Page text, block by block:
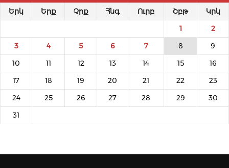
Երկ Երք Չրք Հնգ Ուրբ Շբթ Կրկ
1 2
3 4 5 6 7 8 9
10 11 12 13 14 15 16
17 18 19 20 21 22 23
24 25 26 27 28 29 30
31